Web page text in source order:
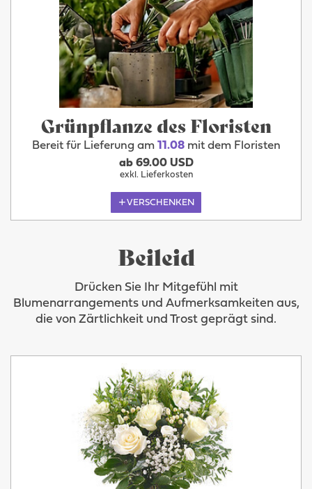
Grünpflanze des Floristen
Bereit für Lieferung am 11.08mit dem Floristen
ab 69.00 USD
exkl. Lieferkosten
VERSCHENKEN
Beileid
Drücken Sie Ihr Mitgefühl mit
Blumenarrangements und Aufmerksamkeiten aus,
die von Zärtlichkeit und Trost geprägt sind.